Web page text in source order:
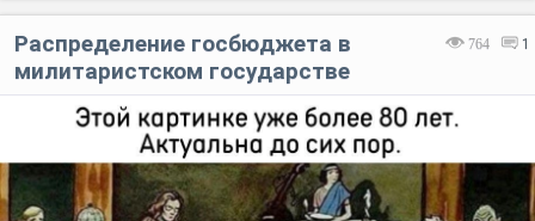
764 1
Распределение госбюджета в
милитаристском государстве